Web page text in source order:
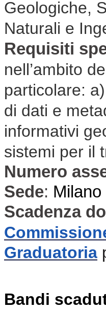
Geologiche,
Naturali e
Requisiti
nell’ambito
particolare:
di dati e
informativi
sistemi per il
Numero
Sede: Milano
Scadenza
Graduatoria
Bandi